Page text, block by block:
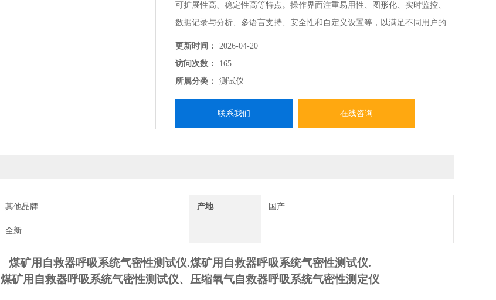
可扩展性高、稳定性高等特点。操作界面注重易用性、图形化、实时监控、
数据记录与分析、多语言支持、安全性和自定义设置等，以满足不同用户的
需求和提高工作效率。多种检测接口，满足不同用户的检测需求，压缩氧气
自救器呼吸系统气密性测定操作简单方便。
更新时间：
2026-04-20
访问次数：
165
所属分类：
测试仪
联系我们 在线咨询
其他品牌 产地 国产
全新
煤矿用自救器呼吸系统气密性测试仪.煤矿用自救器呼吸系统气密性测试仪.
煤矿用自救器呼吸系统气密性测试仪、 压缩氧气自救器呼吸系统气密性测定仪